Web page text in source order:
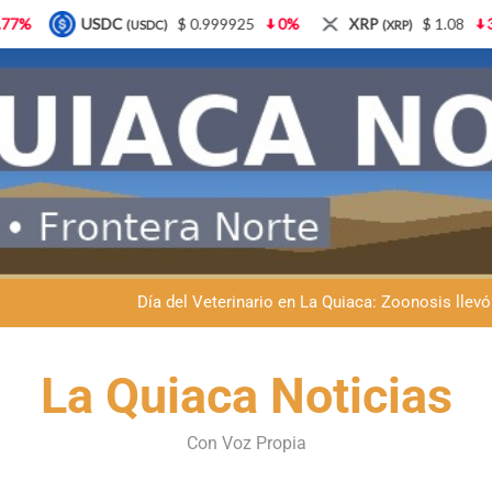
Dante Velázquez marchará contra
Fernando Rejal respaldó a Dante Velázquez en el Senado: “No
La frontera se subleva: Dante Velázquez enfrenta el remate de la
Fernando Rejal respaldó a Dante Velázquez en el Senado: “No
La Quiaca Noticias
Con Voz Propia
$ 0.999925 0% XRP(XRP) $ 1.08 3.87% Solana(SOL)